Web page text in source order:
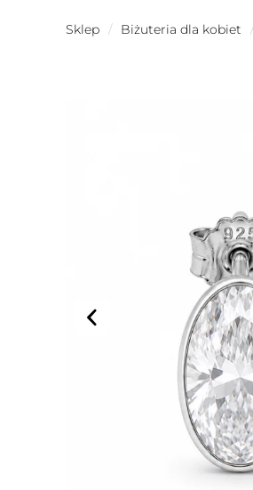
Sklep / Biżuteria dla kobiet /